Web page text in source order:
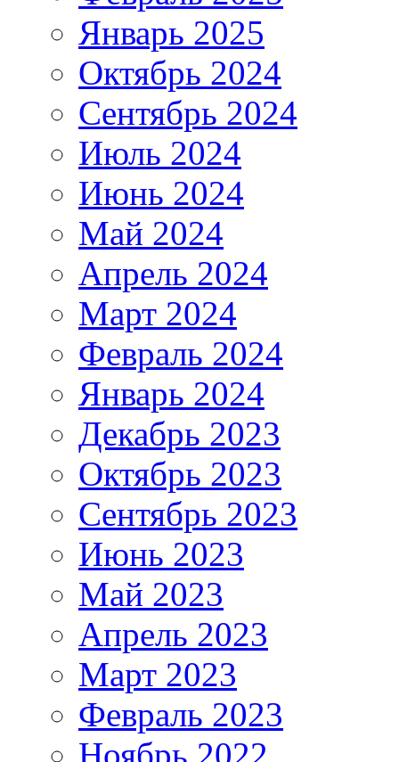
Январь 2025
Октябрь 2024
Сентябрь 2024
Июль 2024
Июнь 2024
Май 2024
Апрель 2024
Март 2024
Февраль 2024
Январь 2024
Декабрь 2023
Октябрь 2023
Сентябрь 2023
Июнь 2023
Май 2023
Апрель 2023
Март 2023
Февраль 2023